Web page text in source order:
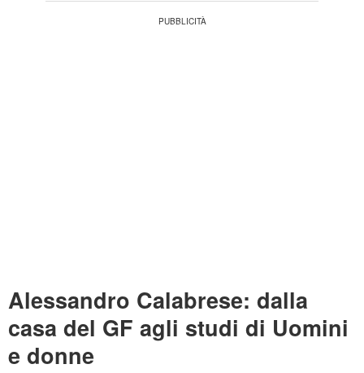
Alessandro Calabrese: dalla
casa del GF agli studi di Uomini
e donne